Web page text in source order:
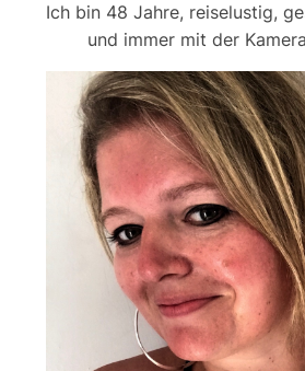
Ich bin 48 Jahre, reiselustig,
und immer mit der